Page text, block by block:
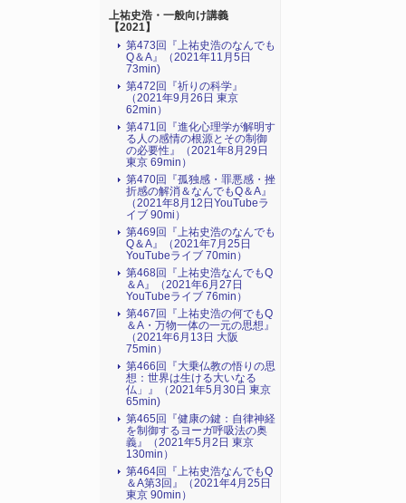
上祐史浩・一般向け講義
【2021】
第473回『上祐史浩のなんでも
Q＆A』（2021年11月5日
73min)
第472回『祈りの科学』
（2021年9月26日 東京
62min）
第471回『進化心理学が解明す
る人の感情の根源とその制御
の必要性』（2021年8月29日
東京 69min）
第470回『孤独感・罪悪感・挫
折感の解消＆なんでもQ＆A』
（2021年8月12日YouTubeラ
イブ 90mi）
第469回『上祐史浩のなんでも
Q＆A』（2021年7月25日
YouTubeライブ 70min）
第468回『上祐史浩なんでもQ
＆A』（2021年6月27日
YouTubeライブ 76min）
第467回『上祐史浩の何でもQ
＆A・万物一体の一元の思想』
（2021年6月13日 大阪
75min）
第466回『大乗仏教の悟りの思
想：世界は生ける大いなる
仏」』（2021年5月30日 東京
65min)
第465回『健康の鍵：自律神経
を制御するヨーガ呼吸法の奥
義』（2021年5月2日 東京
130min）
第464回『上祐史浩なんでもQ
＆A第3回』（2021年4月25日
東京 90min）